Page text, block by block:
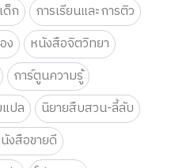
ด็ก
การเรียนและการติว
ง
หนังสือจิตวิทยา
การ์ตูนความรู้
ปล
นิยายสืบสวน-ลี้ลับ
งสือขายดี